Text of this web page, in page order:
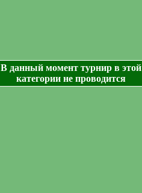
В данный момент турнир в этой
категории не проводится